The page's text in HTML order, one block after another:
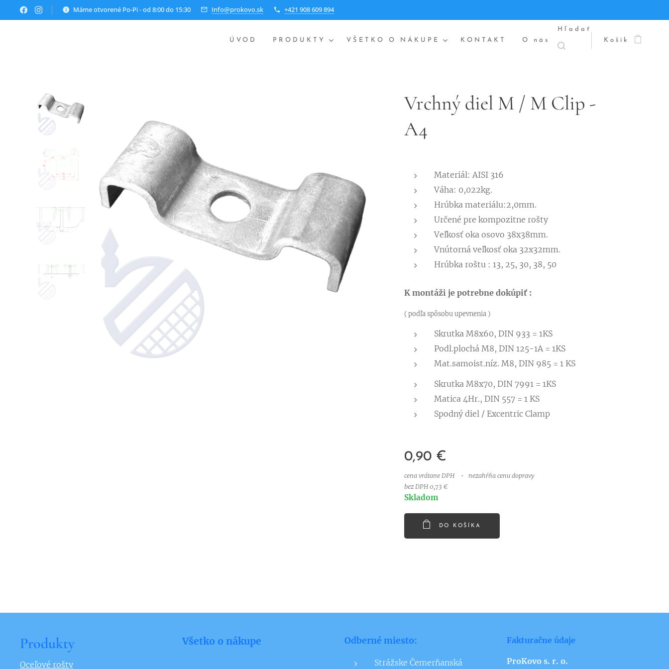
Máme otvorené Po-Pi - od 8:00 do 15:30 Info@prokovo.sk +421 908 609 894
ÚVOD PRODUKTY VŠETKO O NÁKUPE KONTAKT O nás
Hľadať
Košík
Vrchný diel M / M Clip -
A4
Materiál: AISI 316
Váha: 0,022kg.
Hrúbka materiálu:2,0mm.
Určené pre kompozitne rošty
Veľkosť oka osovo 38x38mm.
Vnútorná veľkosť oka 32x32mm.
Hrúbka roštu : 13, 25, 30, 38, 50
K montáži je potrebne dokúpiť :
( podľa spôsobu upevnenia )
Skrutka M8x60, DIN 933 = 1KS
Podl.plochá M8, DIN 125-1A = 1KS
Mat.samoist.níz. M8, DIN 985 = 1 KS
Skrutka M8x70, DIN 7991 = 1KS
Matica 4Hr., DIN 557 = 1 KS
Spodný diel / Excentric Clamp
0,90 €
cena vrátane DPH
nezahŕňa cenu dopravy
bez DPH 0,73 €
Skladom
DO KOŠÍKA
Produkty
Oceľové rošty
Všetko o nákupe Odberné miesto:
Strážske Čemerňanská
Fakturačne údaje
ProKovo s. r. o.